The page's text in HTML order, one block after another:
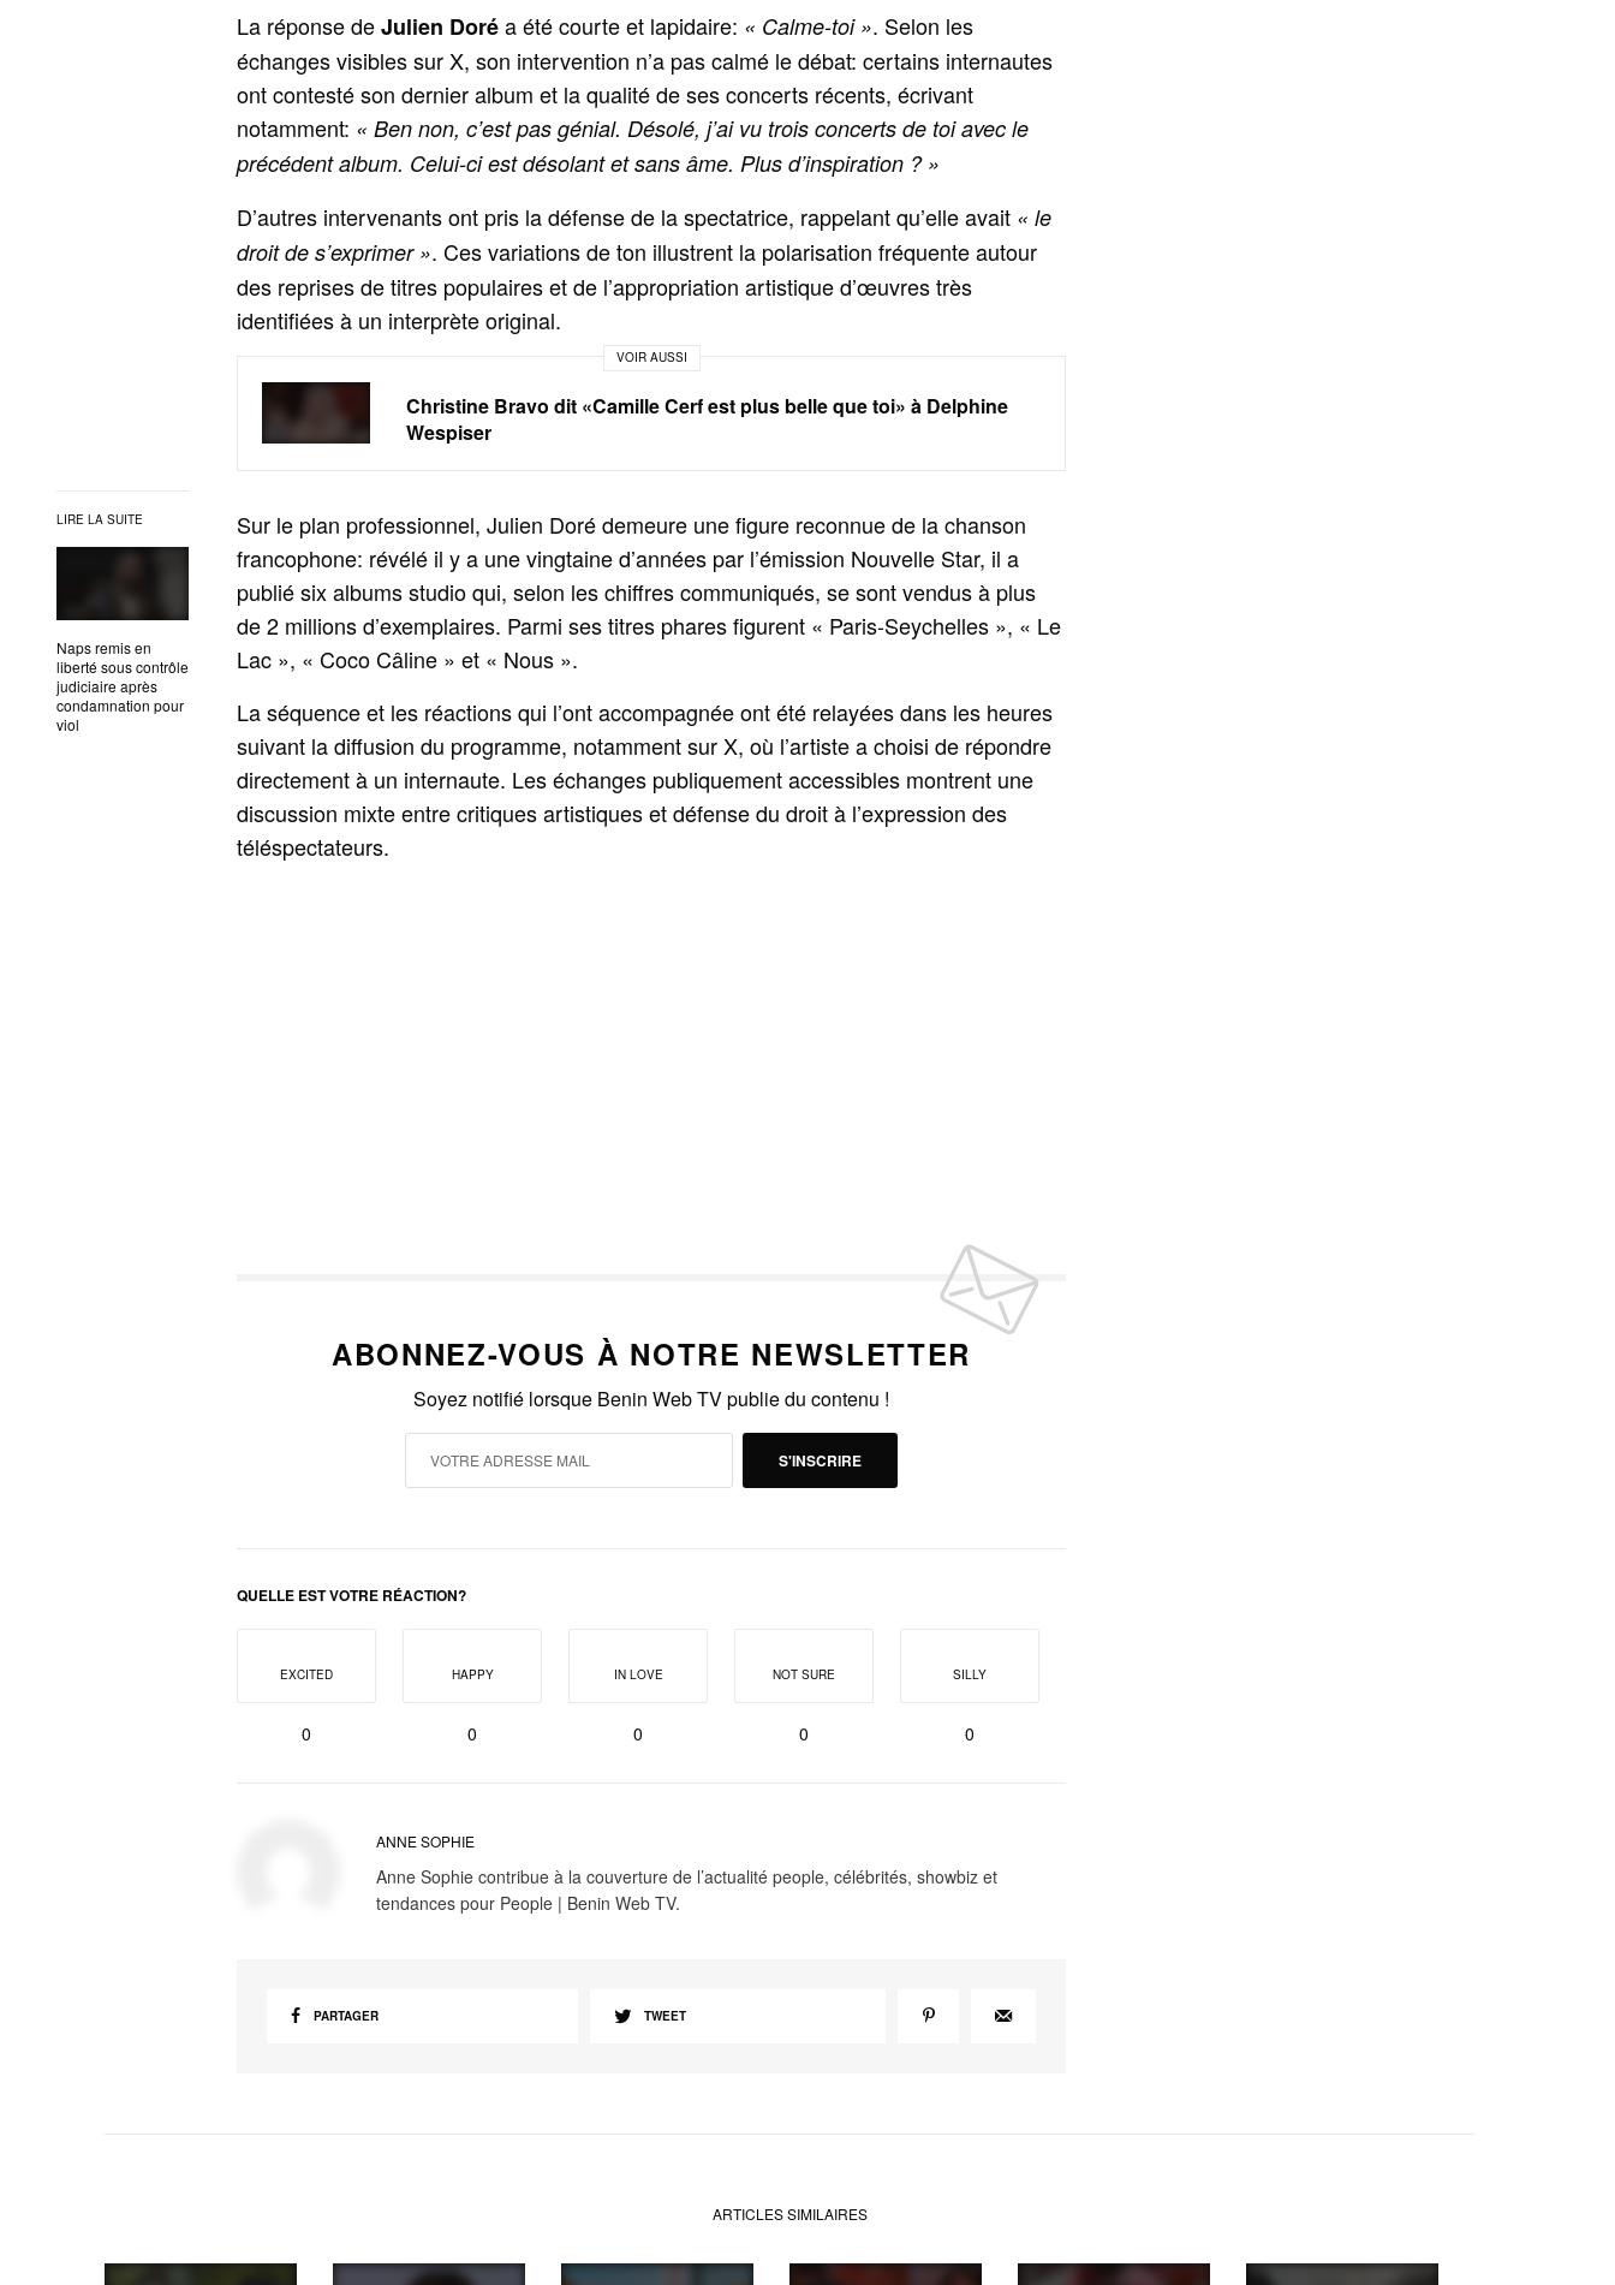
LIRE LA SUITE
Naps remis en
liberté sous contrôle
judiciaire après
condamnation pour
viol
La réponse deJulien Doréa été courte et lapidaire: « Calme-toi ». Selon les
échanges visibles sur X, son intervention n’a pas calmé le débat: certains internautes
ont contesté son dernier album et la qualité de ses concerts récents, écrivant
notamment: « Ben non, c’est pas génial. Désolé, j’ai vu trois concerts de toi avec le
précédent album. Celui-ci est désolant et sans âme. Plus d’inspiration ? »
D’autres intervenants ont pris la défense de la spectatrice, rappelant qu’elle avait « le
droit de s’exprimer ». Ces variations de ton illustrent la polarisation fréquente autour
des reprises de titres populaires et de l’appropriation artistique d’œuvres très
identifiées à un interprète original.
VOIR AUSSI
Christine Bravo dit «Camille Cerf est plus belle que toi» à Delphine
Wespiser
Sur le plan professionnel, Julien Doré demeure une figure reconnue de la chanson
francophone: révélé il y a une vingtaine d’années par l’émission Nouvelle Star, il a
publié six albums studio qui, selon les chiffres communiqués, se sont vendus à plus
de 2 millions d’exemplaires. Parmi ses titres phares figurent « Paris-Seychelles », « Le
Lac », « Coco Câline » et « Nous ».
La séquence et les réactions qui l’ont accompagnée ont été relayées dans les heures
suivant la diffusion du programme, notamment sur X, où l’artiste a choisi de répondre
directement à un internaute. Les échanges publiquement accessibles montrent une
discussion mixte entre critiques artistiques et défense du droit à l’expression des
téléspectateurs.
ABONNEZ-VOUS À NOTRE NEWSLETTER
Soyez notifié lorsque Benin Web TV publie du contenu !
S'INSCRIRE
QUELLE EST VOTRE RÉACTION?
EXCITED
0
HAPPY
0
IN LOVE
0
NOT SURE
0
SILLY
0
ANNE SOPHIE
Anne Sophie contribue à la couverture de l’actualité people, célébrités, showbiz et
tendances pour People | Benin Web TV.
PARTAGER TWEET
ARTICLES SIMILAIRES